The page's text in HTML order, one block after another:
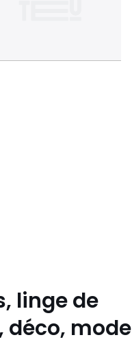
linge de
déco, mode